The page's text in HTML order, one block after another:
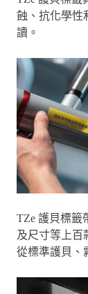
蝕、抗化學性
讀。
TZe 護貝標籤
及尺寸等上百
從標準護貝、